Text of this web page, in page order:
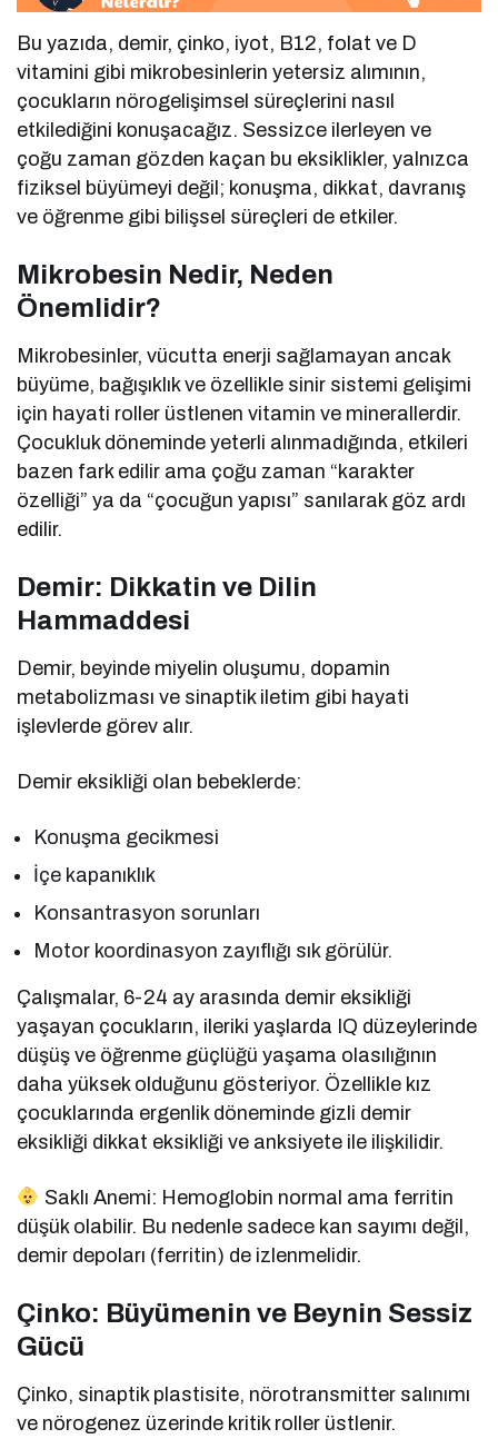
Bu yazıda, demir, çinko, iyot, B12, folat ve D
vitamini gibi mikrobesinlerin yetersiz alımının,
çocukların nörogelişimsel süreçlerini nasıl
etkilediğini konuşacağız. Sessizce ilerleyen ve
çoğu zaman gözden kaçan bu eksiklikler, yalnızca
fiziksel büyümeyi değil; konuşma, dikkat, davranış
ve öğrenme gibi bilişsel süreçleri de etkiler.
Mikrobesin Nedir, Neden
Önemlidir?
Mikrobesinler, vücutta enerji sağlamayan ancak
büyüme, bağışıklık ve özellikle sinir sistemi gelişimi
için hayati roller üstlenen vitamin ve minerallerdir.
Çocukluk döneminde yeterli alınmadığında, etkileri
bazen fark edilir ama çoğu zaman “karakter
özelliği” ya da “çocuğun yapısı” sanılarak göz ardı
edilir.
Demir: Dikkatin ve Dilin
Hammaddesi
Demir, beyinde miyelin oluşumu, dopamin
metabolizması ve sinaptik iletim gibi hayati
işlevlerde görev alır.
Demir eksikliği olan bebeklerde:
Konuşma gecikmesi
İçe kapanıklık
Konsantrasyon sorunları
Motor koordinasyon zayıflığı sık görülür.
Çalışmalar, 6-24 ay arasında demir eksikliği
yaşayan çocukların, ileriki yaşlarda IQ düzeylerinde
düşüş ve öğrenme güçlüğü yaşama olasılığının
daha yüksek olduğunu gösteriyor. Özellikle kız
çocuklarında ergenlik döneminde gizli demir
eksikliği dikkat eksikliği ve anksiyete ile ilişkilidir.
Saklı Anemi: Hemoglobin normal ama ferritin
düşük olabilir. Bu nedenle sadece kan sayımı değil,
demir depoları (ferritin) de izlenmelidir.
Çinko: Büyümenin ve Beynin Sessiz
Gücü
Çinko, sinaptik plastisite, nörotransmitter salınımı
ve nörogenez üzerinde kritik roller üstlenir.